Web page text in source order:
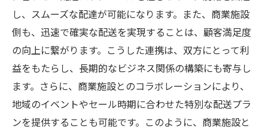
し、スムーズな配達が可能になります。また、商業施設
側も、迅速で確実な配送を実現することは、顧客満足度
の向上に繋がります。こうした連携は、双方にとって利
益をもたらし、長期的なビジネス関係の構築にも寄与し
ます。さらに、商業施設とのコラボレーションにより、
地域のイベントやセール時期に合わせた特別な配送プラ
ンを提供することも可能です。このように、商業施設と